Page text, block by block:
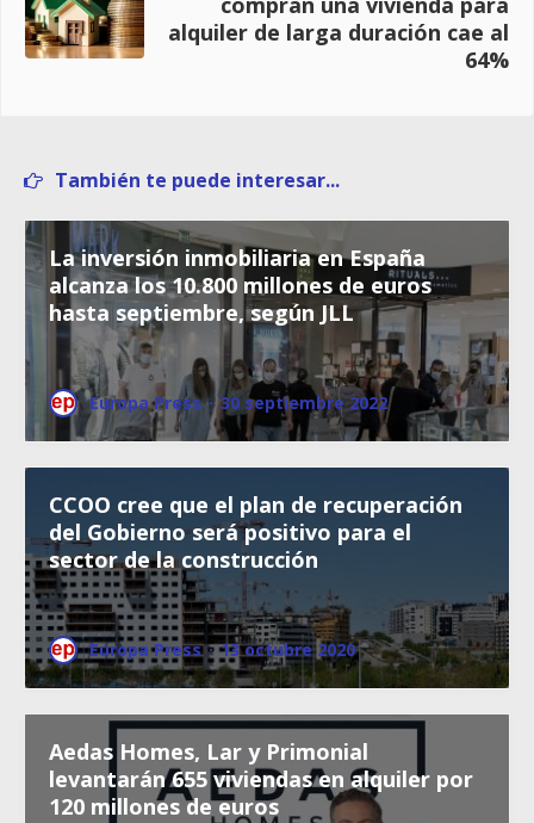
alquiler de larga duración cae al
64%
También te puede interesar...
La inversión inmobiliaria en España
alcanza los 10.800 millones de euros
hasta septiembre, según JLL
Europa Press · 30 septiembre 2022
CCOO cree que el plan de recuperación
del Gobierno será positivo para el
sector de la construcción
Europa Press · 13 octubre 2020
Aedas Homes, Lar y Primonial
levantarán 655 viviendas en alquiler por
120 millones de euros